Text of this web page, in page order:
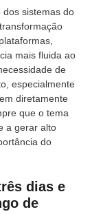
dos sistemas do
mais fluida ao
de
especialmente
diretamente
que o tema
a gerar alto
do
dias e
de